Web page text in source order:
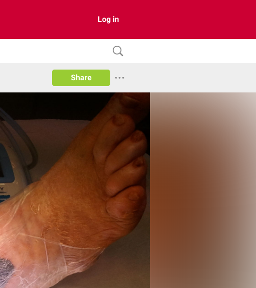
Log in
Share